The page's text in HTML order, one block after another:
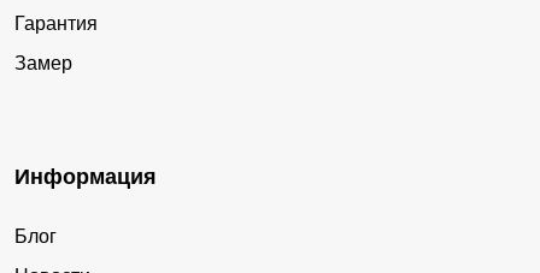
Гарантия
Замер
Информация
Блог